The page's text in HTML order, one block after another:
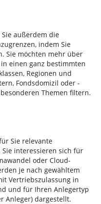
außerdem die
indem Sie
Sie möchten mehr über
einen ganz bestimmten
Regionen und
Fondsdomizil oder -
Themen filtern.
Sie relevante
interessieren sich für
oder Cloud-
je nach gewähltem
Vertriebszulassung in
und für Ihren Anlegertyp
Anleger) dargestellt.